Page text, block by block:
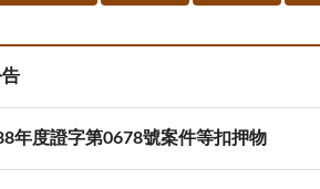
年度證字第0678號案件等扣押物